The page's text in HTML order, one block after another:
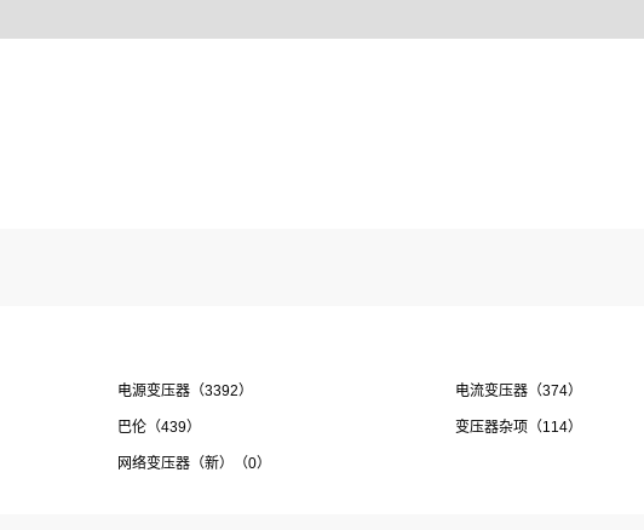
电源变压器（3392） 电流变压器（374）
巴伦（439） 变压器杂项（114）
网络变压器（新）（0）